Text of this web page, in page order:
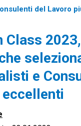
del Lavoro
Class 2023,
e